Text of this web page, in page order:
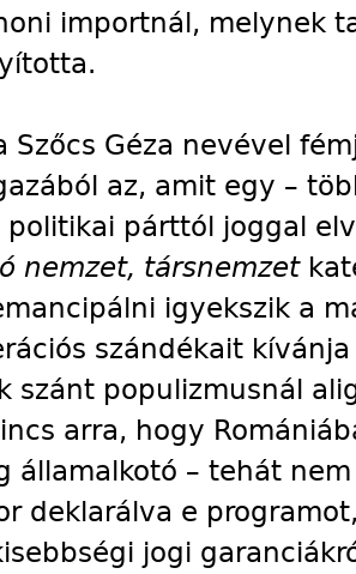
importnál, melynek
Szőcs Géza nevével
az, amit egy –
politikai párttól joggal
nemzet, társnemzet
igyekszik a
szándékait
szánt populizmusnál
arra, hogy
államalkotó – tehát
deklarálva e
jogi